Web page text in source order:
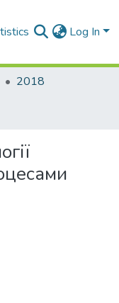
Log In
2018